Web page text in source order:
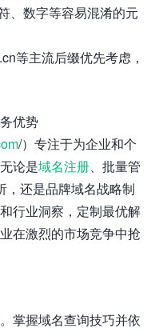
、数字等容易混淆的元
等主流后缀优先考虑，
优势
/）专注于为企业和个
论是域名注册、批量管
，还是品牌域名战略制
行业洞察，定制最优解
在激烈的市场竞争中抢
掌握域名查询技巧并依